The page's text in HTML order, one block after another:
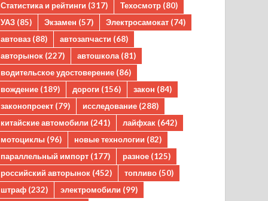
Статистика и рейтинги (317) Техосмотр (80)
УАЗ (85) Экзамен (57) Электросамокат (74)
автоваз (88) автозапчасти (68)
авторынок (227) автошкола (81)
водительское удостоверение (86)
вождение (189) дороги (156) закон (84)
законопроект (79) исследование (288)
китайские автомобили (241) лайфхак (642)
мотоциклы (96) новые технологии (82)
параллельный импорт (177) разное (125)
российский авторынок (452) топливо (50)
штраф (232) электромобили (99)